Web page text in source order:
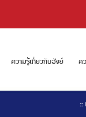
ความรู้เกี่ยวกับฮัจย์ ค
::